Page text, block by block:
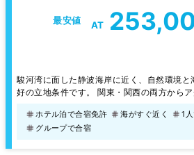
最安値 AT
駿河湾に面した静波海岸に近く、自然環境と
好の立地条件です。 関東・関西の両方から
メ】 ・炭焼きレストランさわやか
ホテル泊で合宿免許 海がすぐ近く 1
グループで合宿